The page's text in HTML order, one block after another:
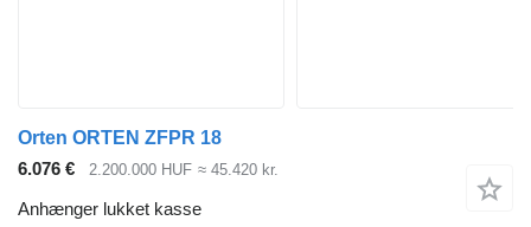
Orten ORTEN ZFPR 18
6.076 €
2.200.000 HUF ≈ 45.420 kr.
Anhænger lukket kasse